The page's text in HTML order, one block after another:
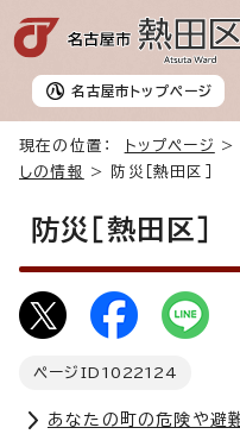
名古屋市 トップページ
現在の位置： トップページ
しの情報
> 防災［熱田区］
防災［熱田区］
ページID 1022124
あなたの町の危険や避